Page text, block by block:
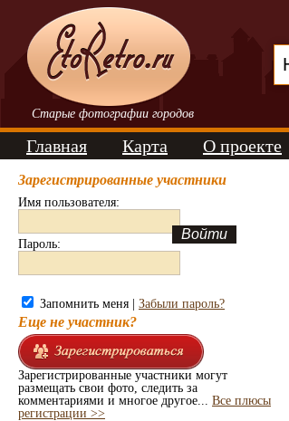
Старые фотографии городов
Главная Карта О проекте
Зарегистрированные участники
Имя пользователя:
Пароль:
Запомнить меня | Забыли пароль?
Еще не участник?
Зарегистрированные участники могут
размещать свои фото, следить за
комментариями и многое другое... Все плюсы
регистрации >>